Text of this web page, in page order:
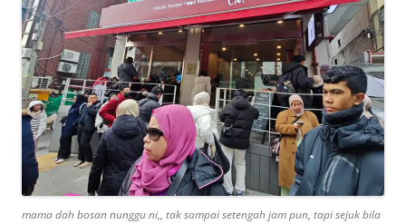
mama dah bosan nunggu ni,, tak sampai setengah jam pun, tapi sejuk bila